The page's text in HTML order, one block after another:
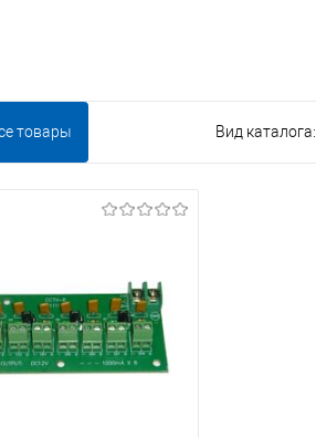
товары Вид каталога: